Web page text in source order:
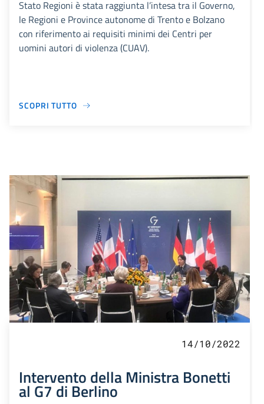
Stato Regioni è stata raggiunta l’intesa tra il Governo,
le Regioni e Province autonome di Trento e Bolzano
con riferimento ai requisiti minimi dei Centri per
uomini autori di violenza (CUAV).
SCOPRI TUTTO
14/10/2022
Intervento della Ministra Bonetti
al G7 di Berlino